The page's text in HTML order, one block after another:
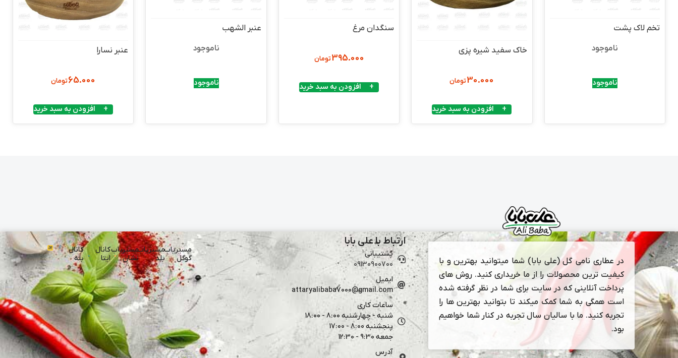
تخم لاک پشت
ناموجود
ناموجود
خاک سفید شیره پزی
30.000تومان
افزودن به سبد خرید
سنگدان مرغ
395.000تومان
افزودن به سبد خرید
عنبر الشهب
ناموجود
ناموجود
عنبر نسارا
65.000تومان
افزودن به سبد خرید
در عطاری نامی گل (علی بابا) شما میتوانید بهترین و با
کیفیت ترین محصولات را از ما خریداری کنید. روش های
پرداخت آنلاینی که در سایت برای شما در نظر گرفته شده
است همگی به شما کمک میکند تا بتوانید بهترین ها را
تجربه کنید. ما با سالیان سال تجربه در کنار شما خواهیم
بود.
ارتباط با علی بابا
پشتیبانی
09130900700
ایمیل
attaryalibaba7000@gmail.com
ساعات کاری
شنبه - چهارشنبه 8:00 - 18:00
پنجشنبه 8:00 - 17:00
جمعه 9:30 - 12:30
آدرس
مسیریاب
گوگل
مسیریاب
بلد
مسیریاب
نشان
کانال
ایتا
کانال
بله